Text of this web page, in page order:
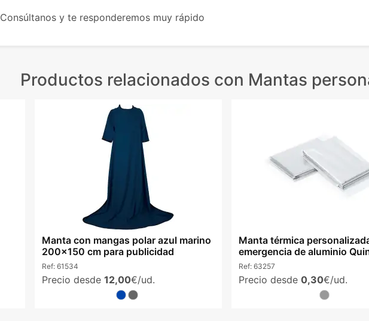
Consúltanos y te responderemos muy rápido
Productos relacionados con Mantas
Manta con mangas polar azul marino
200x150 cm para publicidad
Ref: 61534
Precio desde 12,00€/ud.
Manta térmica
emergencia de aluminio
Ref: 63257
Precio desde 0,30€/ud.